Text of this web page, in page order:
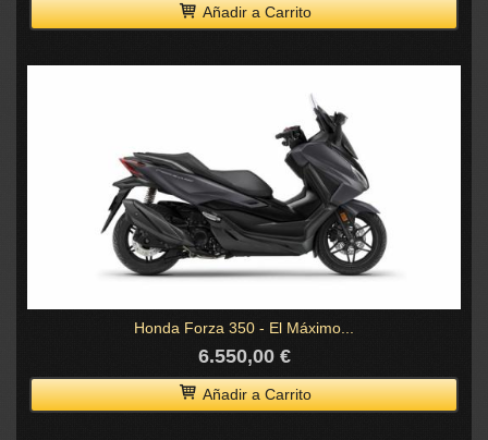
Añadir a Carrito
Honda Forza 350 - El Máximo...
6.550,00 €
Añadir a Carrito